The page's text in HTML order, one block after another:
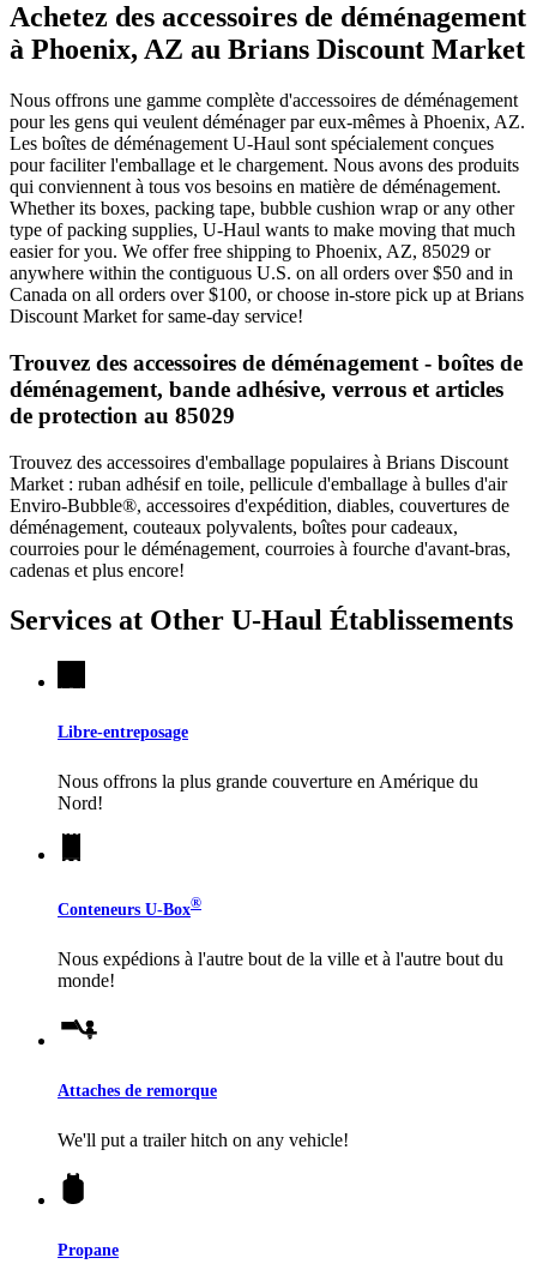
Achetez des accessoires de déménagement
à Phoenix, AZ au Brians Discount Market
Nous offrons une gamme complète d'accessoires de déménagement
pour les gens qui veulent déménager par eux-mêmes à Phoenix, AZ.
Les boîtes de déménagement U-Haul sont spécialement conçues
pour faciliter l'emballage et le chargement. Nous avons des produits
qui conviennent à tous vos besoins en matière de déménagement.
Whether its boxes, packing tape, bubble cushion wrap or any other
type of packing supplies, U-Haul wants to make moving that much
easier for you. We offer free shipping to Phoenix, AZ, 85029 or
anywhere within the contiguous U.S. on all orders over $50 and in
Canada on all orders over $100, or choose in-store pick up at Brians
Discount Market for same-day service!
Trouvez des accessoires de déménagement - boîtes de
déménagement, bande adhésive, verrous et articles
de protection au 85029
Trouvez des accessoires d'emballage populaires à Brians Discount
Market : ruban adhésif en toile, pellicule d'emballage à bulles d'air
Enviro-Bubble®, accessoires d'expédition, diables, couvertures de
déménagement, couteaux polyvalents, boîtes pour cadeaux,
courroies pour le déménagement, courroies à fourche d'avant-bras,
cadenas et plus encore!
Services at Other U-Haul Établissements
Libre-entreposage
Nous offrons la plus grande couverture en Amérique du
Nord!
Conteneurs U-Box®
Nous expédions à l'autre bout de la ville et à l'autre bout du
monde!
Attaches de remorque
We'll put a trailer hitch on any vehicle!
Propane